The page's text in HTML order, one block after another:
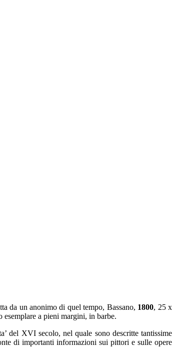
da un anonimo di quel tempo, Bassano, 1800, 25 x
a pieni margini, in barbe.
del XVI secolo, nel quale sono descritte tantissime
di importanti informazioni sui pittori e sulle opere